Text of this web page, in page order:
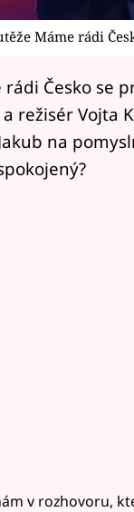
Máme rádi
Česko se
režisér Vojta
na
v rozhovoru,